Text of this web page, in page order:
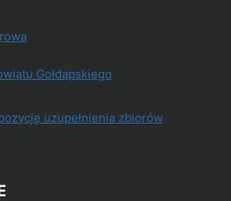
Gołdapskiego
uzupełnienia zbiorów